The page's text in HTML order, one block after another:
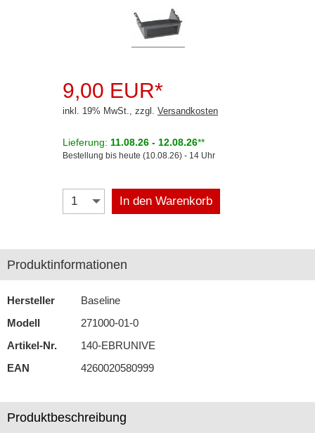
Antennenkabel
Antennenstab
Aux-In-Adapter
Bluetooth
CAN-BUS-Adapter
Cinch-Kabel
9,00 EUR*
inkl. 19% MwSt., zzgl. Versandkosten
Lieferung: 11.08.26 - 12.08.26**
Bestellung bis heute (10.08.26) - 14 Uhr
In den Warenkorb
Produktinformationen
Hersteller
Baseline
Modell
271000-01-0
Artikel-Nr.
140-EBRUNIVE
EAN
4260020580999
Produktbeschreibung